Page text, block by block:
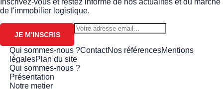
Inscrivez-vous et restez informé de nos actualités et du marché
de l'immobilier logistique.
JE M'INSCRIS
Qui sommes-nous ?ContactNos référencesMentions
légalesPlan du site
Qui sommes-nous ?
Présentation
Notre metier